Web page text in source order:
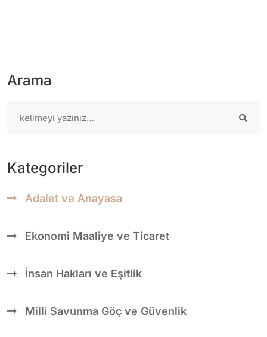
Arama
Kategoriler
Adalet ve Anayasa
Ekonomi Maaliye ve Ticaret
İnsan Hakları ve Eşitlik
Milli Savunma Göç ve Güvenlik